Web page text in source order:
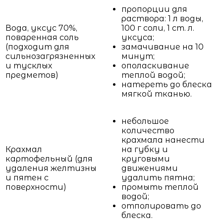
Вода, уксус 70%,
поваренная соль
(подходит для
сильнозагрязненных
и тусклых
предметов)
пропорции для
раствора: 1 л воды,
100 г соли, 1 ст. л.
уксуса;
замачивание на 10
минут;
ополаскивание
теплой водой;
натереть до блеска
мягкой тканью.
Крахмал
картофельный (для
удаления желтизны
и пятен с
поверхности)
небольшое
количество
крахмала нанести
на губку и
круговыми
движениями
удалить пятна;
промыть теплой
водой;
отполировать до
блеска.